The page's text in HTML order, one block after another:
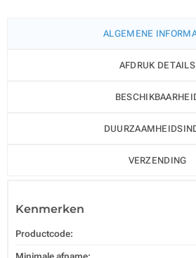
ALGEMENE
AFDRUK DETAILS
VERZENDING
Kenmerken
Productcode: